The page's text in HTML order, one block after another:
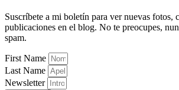
Suscríbete a mi boletín para ver nuevas fotos,
publicaciones en el blog. No te preocupes,
spam.
First Name
Last Name
Newsletter